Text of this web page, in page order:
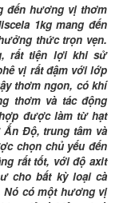
Hà Nội
Tuấn
Việt Nam
Hà Nội
Tuấn
đến hương vị thơm
1kg mang đến
thức trọn vẹn.
rất tiện lợi khi sử
vị rất đậm với lớp
thơm ngon, có khí
thơm và tác động
được làm từ hạt
Độ, trung tâm và
chọn chủ yếu đến
rất tốt, với độ axit
cho bất kỳ loại cà
Nó có một hương vị